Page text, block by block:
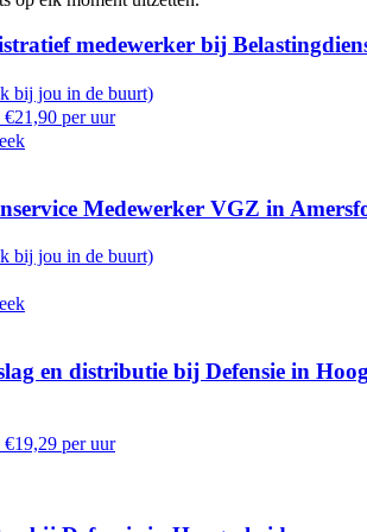
medewerker bij
bij jou in de buurt)
€21,90 per uur
Medewerker VGZ in
bij jou in de buurt)
en distributie bij Defensie in
€19,29 per uur